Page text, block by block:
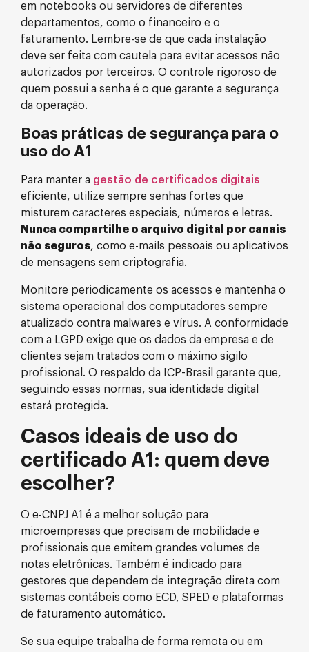
em notebooks ou servidores de diferentes
departamentos, como o financeiro e o
faturamento. Lembre-se de que cada instalação
deve ser feita com cautela para evitar acessos não
autorizados por terceiros. O controle rigoroso de
quem possui a senha é o que garante a segurança
da operação.
Boas práticas de segurança para o
uso do A1
Para manter a gestão de certificados digitais
eficiente, utilize sempre senhas fortes que
misturem caracteres especiais, números e letras.
Nunca compartilhe o arquivo digital por canais
não seguros, como e-mails pessoais ou aplicativos
de mensagens sem criptografia.
Monitore periodicamente os acessos e mantenha o
sistema operacional dos computadores sempre
atualizado contra malwares e vírus. A conformidade
com a LGPD exige que os dados da empresa e de
clientes sejam tratados com o máximo sigilo
profissional. O respaldo da ICP-Brasil garante que,
seguindo essas normas, sua identidade digital
estará protegida.
Casos ideais de uso do
certificado A1: quem deve
escolher?
O e-CNPJ A1 é a melhor solução para
microempresas que precisam de mobilidade e
profissionais que emitem grandes volumes de
notas eletrônicas. Também é indicado para
gestores que dependem de integração direta com
sistemas contábeis como ECD, SPED e plataformas
de faturamento automático.
Se sua equipe trabalha de forma remota ou em